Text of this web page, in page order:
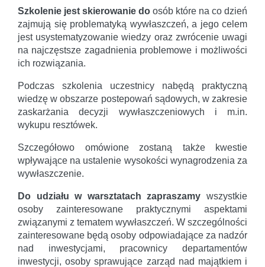
Szkolenie jest skierowanie do osób które na co dzień
zajmują się problematyką wywłaszczeń, a jego celem
jest usystematyzowanie wiedzy oraz zwrócenie uwagi
na najczęstsze zagadnienia problemowe i możliwości
ich rozwiązania.
Podczas szkolenia uczestnicy nabędą praktyczną
wiedzę w obszarze postepowań sądowych, w zakresie
zaskarżania decyzji wywłaszczeniowych i m.in.
wykupu resztówek.
Szczegółowo omówione zostaną także kwestie
wpływające na ustalenie wysokości wynagrodzenia za
wywłaszczenie.
Do udziału w warsztatach zapraszamy wszystkie
osoby zainteresowane praktycznymi aspektami
związanymi z tematem wywłaszczeń. W szczególności
zainteresowane będą osoby odpowiadające za nadzór
nad inwestycjami, pracownicy departamentów
inwestycji, osoby sprawujące zarząd nad majątkiem i